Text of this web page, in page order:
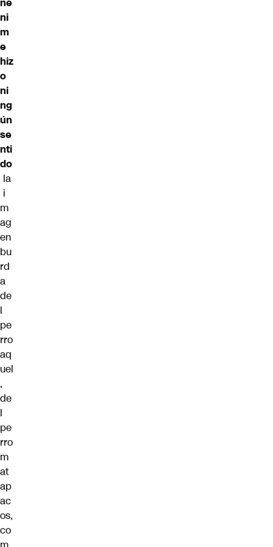
né
ni
m
e
hiz
o
ni
ng
ún
se
nti
do
la
i
m
ag
en
bu
rd
a
de
l
pe
rro
aq
uel
,
de
l
pe
rro
m
at
ap
ac
os,
co